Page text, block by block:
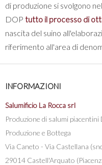
di produzione si svolgono
DOP tutto il processo di
nascita del suino
riferimento all'area di
INFORMAZIONI
Salumificio La Rocca srl
Produzione di salumi piacentini
Produzione e Bottega
Via Caneto - Via Castellana
29014 Castell'Arquato